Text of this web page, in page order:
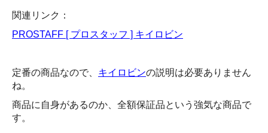
関連リンク：
PROSTAFF [ プロスタッフ ] キイロビン
定番の商品なので、 キイロビンの説明は必要ありません
ね。
商品に自身があるのか、全額保証品という強気な商品で
す。